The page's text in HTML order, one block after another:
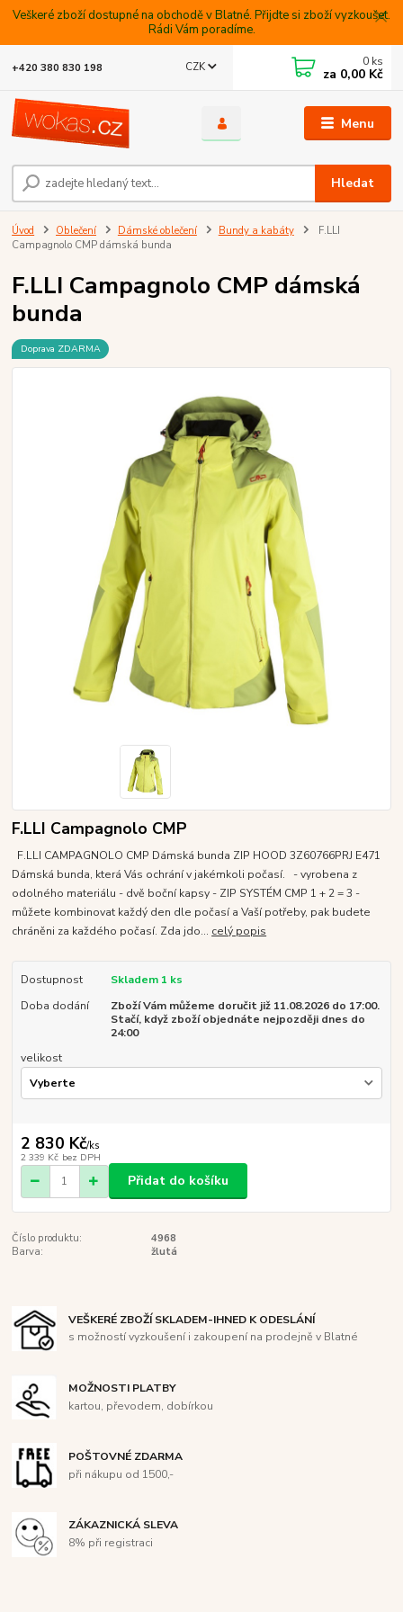
Veškeré zboží dostupné na obchodě v Blatné. Přijdte si zboží vyzkoušet.
Rádi Vám poradíme.
Menu
CZK
Hledat
+420 380 830 198 0 ks
za 0,00 Kč
Úvod Oblečení Dámské oblečení Bundy a kabáty
F.LLI
Campagnolo CMP dámská bunda
F.LLI Campagnolo CMP dámská
bunda
Doprava ZDARMA
F.LLI Campagnolo CMP
F.LLI CAMPAGNOLO CMP Dámská bunda ZIP HOOD 3Z60766PRJ E471
Dámská bunda, která Vás ochrání v jakémkoli počasí. - vyrobena z
odolného materiálu - dvě boční kapsy - ZIP SYSTÉM CMP 1 + 2 = 3 -
můžete kombinovat každý den dle počasí a Vaší potřeby, pak budete
chráněni za každého počasí. Zda jdo... celý popis
Dostupnost
Skladem 1 ks
Doba dodání
Zboží Vám můžeme doručit již 11.08.2026 do 17:00.
Stačí, když zboží objednáte nejpozději dnes do
24:00
velikost
2 830 Kč/ks
2 339 Kč bez DPH
Přidat do košíku
Číslo produktu:
4968
Barva:
žlutá
VEŠKERÉ ZBOŽÍ SKLADEM-IHNED K ODESLÁNÍ
s možností vyzkoušení i zakoupení na prodejně v Blatné
MOŽNOSTI PLATBY
kartou, převodem, dobírkou
POŠTOVNÉ ZDARMA
při nákupu od 1500,-
ZÁKAZNICKÁ SLEVA
8% při registraci